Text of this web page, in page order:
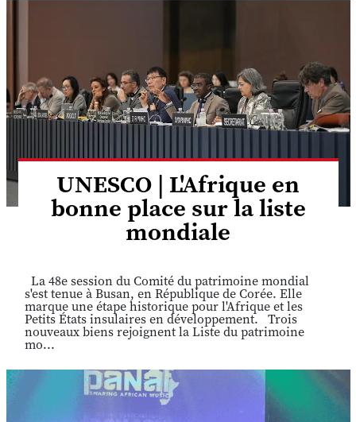
UNESCO | L'Afrique en
bonne place sur la liste
mondiale
La 48e session du Comité du patrimoine mondial
s'est tenue à Busan, en République de Corée. Elle
marque une étape historique pour l'Afrique et les
Petits États insulaires en développement. Trois
nouveaux biens rejoignent la Liste du patrimoine
mo...